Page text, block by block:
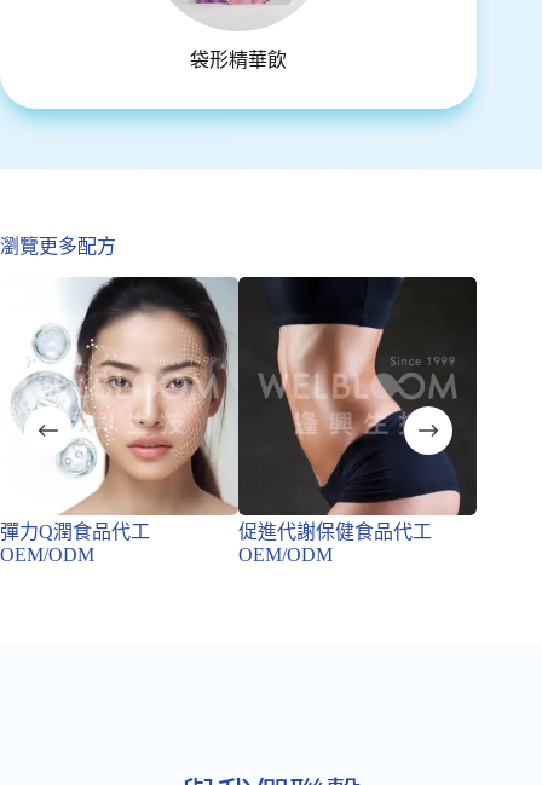
袋形精華飲
瀏覽更多配方
彈力Q潤食品代工
OEM/ODM
促進代謝保健食品代工
OEM/ODM